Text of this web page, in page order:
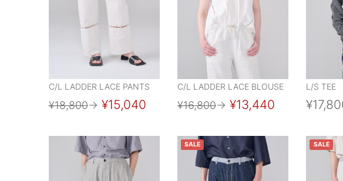
C/L LADDER LACE PANTS
¥18,800→ ¥15,040
C/L LADDER LACE BLOUSE
¥16,800→ ¥13,440
L/S TEE
SALE SALE